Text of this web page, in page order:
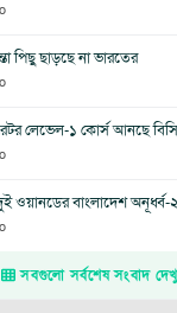
পিছু ছাড়ছে না ভারতের
লেভেল-১ কোর্স আনছে
ওয়ানডের বাংলাদেশ
সবগুলো সর্বশেষ সংবাদ